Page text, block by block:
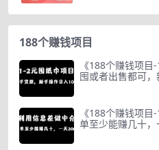
188个赚钱项目
《188个赚钱项
囤或者出售都可
《188个赚钱项
单至少能赚几十